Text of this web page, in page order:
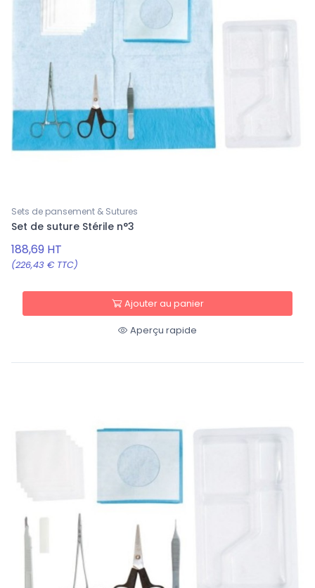
Sets de pansement & Sutures
Set de suture Stérile n°3
188,69 HT
(226,43 € TTC)
Ajouter au panier
Aperçu rapide